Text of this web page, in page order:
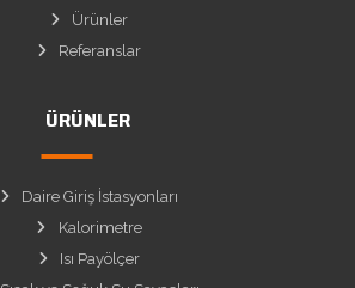
Ürünler
Referanslar
ÜRÜNLER
Daire Giriş İstasyonları
Kalorimetre
Isı Payölçer